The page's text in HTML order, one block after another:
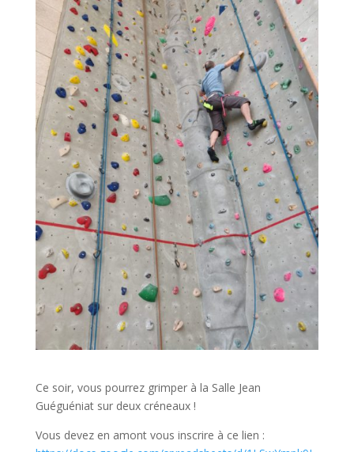
Ce soir, vous pourrez grimper à la Salle Jean
Guéguéniat sur deux créneaux !
Vous devez en amont vous inscrire à ce lien :